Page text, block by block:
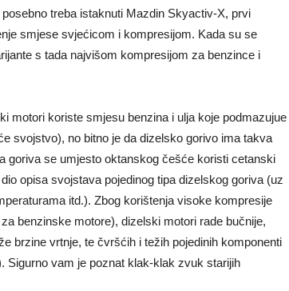
treba istaknuti Mazdin Skyactiv-X, prvi
smjese svjećicom i kompresijom. Kada su se
s tada najvišom kompresijom za benzince i
motori koriste smjesu benzina i ulja koje podmazujue
svojstvo), no bitno je da dizelsko gorivo ima takva
goriva se umjesto oktanskog češće koristi cetanski
opisa svojstava pojedinog tipa dizelskog goriva (uz
itd.). Zbog korištenja visoke kompresije
benzinske motore), dizelski motori rade bučnije,
brzine vrtnje, te čvršćih i težih pojedinih komponenti
Sigurno vam je poznat klak-klak zvuk starijih